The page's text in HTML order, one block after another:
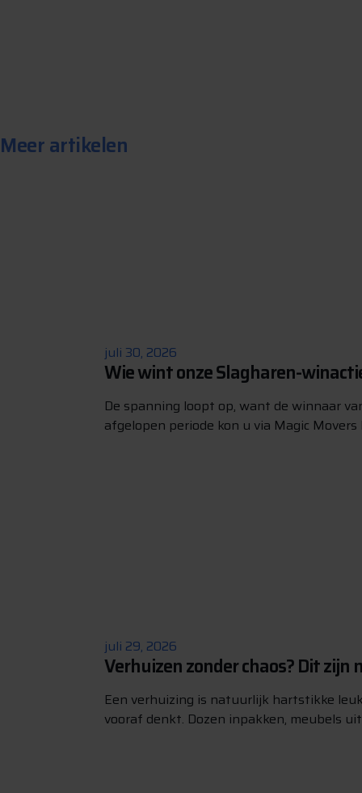
Meer artikelen
juli 30, 2026
Wie wint onze Slagharen-
De spanning loopt op, want de winnaar
afgelopen periode kon u via Magic Movers
juli 29, 2026
Verhuizen zonder chaos? Dit zijn
Een verhuizing is natuurlijk hartstikke
vooraf denkt. Dozen inpakken, meubels